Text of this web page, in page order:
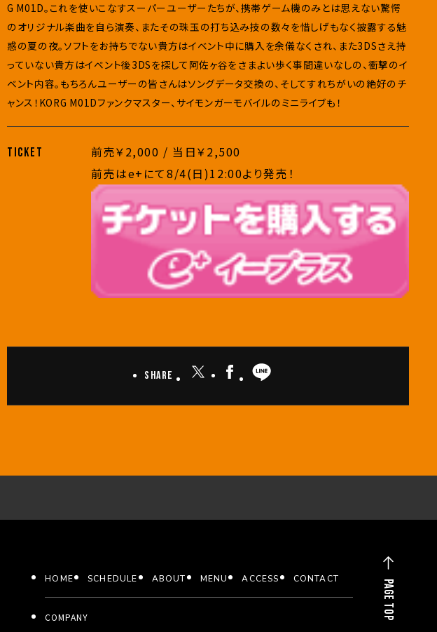
G M01D。これを使いこなすスーパーユーザーたちが、携帯ゲーム機のみとは思えない驚愕
のオリジナル楽曲を自ら演奏、またその珠玉の打ち込み技の数々を惜しげもなく披露する魅
惑の夏の夜。ソフトをお持ちでない貴方はイベント中に購入を余儀なくされ、また3DSさえ持
っていない貴方はイベント後3DSを探して阿佐ヶ谷をさまよい歩く事間違いなしの、衝撃のイ
ベント内容。もちろんユーザーの皆さんはソングデータ交換の、そしてすれちがいの絶好のチ
ャンス！KORG M01Dファンクマスター、サイモンガーモバイルのミニライブも！
TICKET
前売￥2,000 / 当日￥2,500
前売はe+にて8/4(日)12:00より発売！
Share
HOME SCHEDULE ABOUT MENU ACCESS CONTACT
COMPANY PAGE TOP